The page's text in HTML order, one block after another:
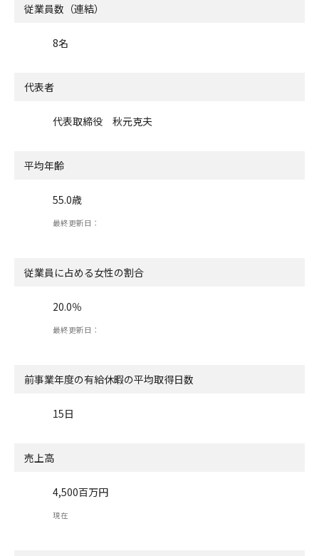
従業員数（連結）
8名
代表者
代表取締役 秋元克夫
平均年齢
55.0歳
最終更新日：
従業員に占める女性の割合
20.0％
最終更新日：
前事業年度の有給休暇の平均取得日数
15日
売上高
4,500百万円
現在